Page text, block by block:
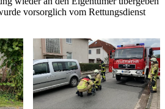
vorsorglich vom Rettungsdienst